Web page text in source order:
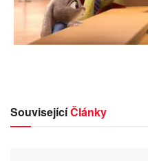
SouvisejícíČlánky